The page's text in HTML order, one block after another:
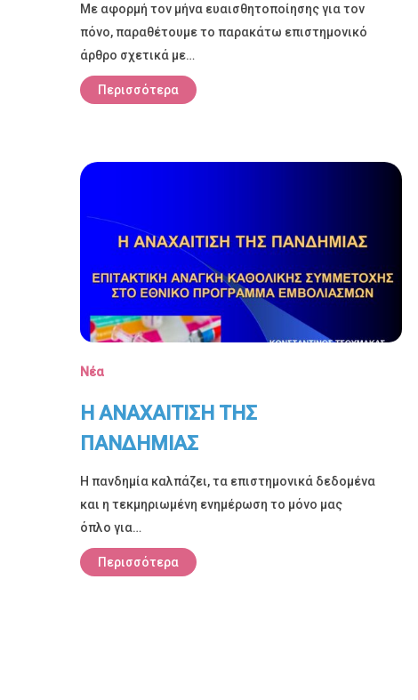
Με αφορμή τον μήνα ευαισθητοποίησης για τον
πόνο, παραθέτουμε το παρακάτω επιστημονικό
άρθρο σχετικά με…
Περισσότερα
Νέα
Η ΑΝΑΧΑΙΤΙΣΗ ΤΗΣ
ΠΑΝΔΗΜΙΑΣ
Η πανδημία καλπάζει, τα επιστημονικά δεδομένα
και η τεκμηριωμένη ενημέρωση το μόνο μας
όπλο για…
Περισσότερα